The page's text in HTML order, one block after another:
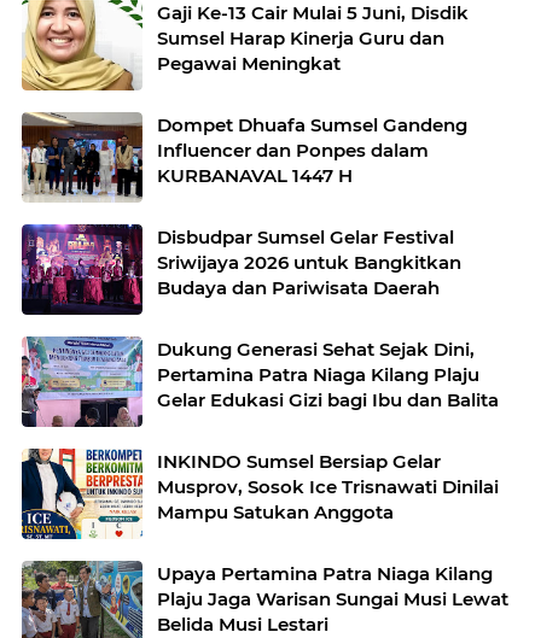
Gaji Ke-13 Cair Mulai 5 Juni, Disdik
Sumsel Harap Kinerja Guru dan
Pegawai Meningkat
Dompet Dhuafa Sumsel Gandeng
Influencer dan Ponpes dalam
KURBANAVAL 1447 H
Disbudpar Sumsel Gelar Festival
Sriwijaya 2026 untuk Bangkitkan
Budaya dan Pariwisata Daerah
Dukung Generasi Sehat Sejak Dini,
Pertamina Patra Niaga Kilang Plaju
Gelar Edukasi Gizi bagi Ibu dan Balita
INKINDO Sumsel Bersiap Gelar
Musprov, Sosok Ice Trisnawati Dinilai
Mampu Satukan Anggota
Upaya Pertamina Patra Niaga Kilang
Plaju Jaga Warisan Sungai Musi Lewat
Belida Musi Lestari